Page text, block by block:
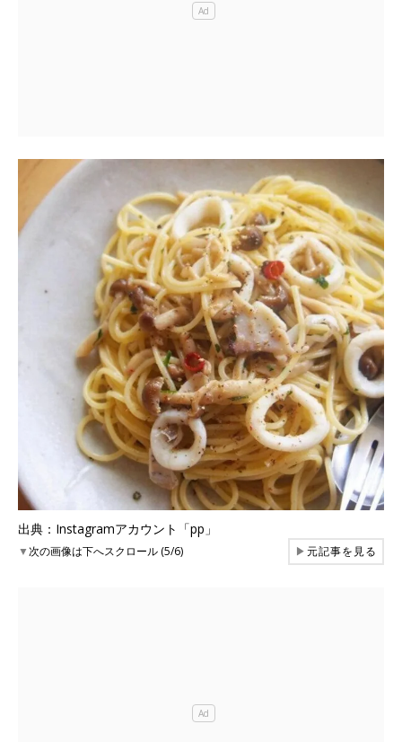
出典：Instagramアカウント「pp」
▼次の画像は下へスクロール (5/6) ▶元記事を見る